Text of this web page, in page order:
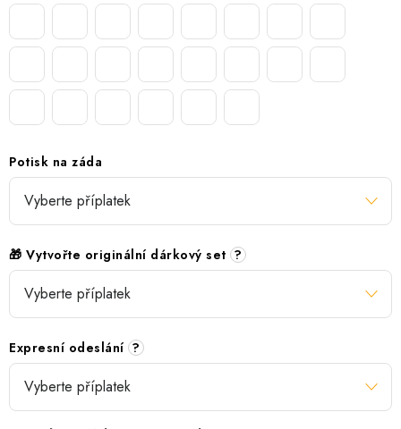
Potisk na záda
🎁 Vytvořte originální dárkový set ?
Expresní odeslání ?